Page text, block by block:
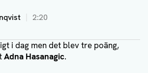
2:20
i dag men det blev tre poäng,
Adna Hasanagic.